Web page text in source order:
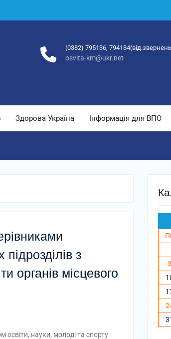
(0382) 795136,
osvita-km@ukr.net
Здорова Україна Інформація для ВПО
підрозділів з
органів місцевого
освіти, науки, молоді та спорту
3